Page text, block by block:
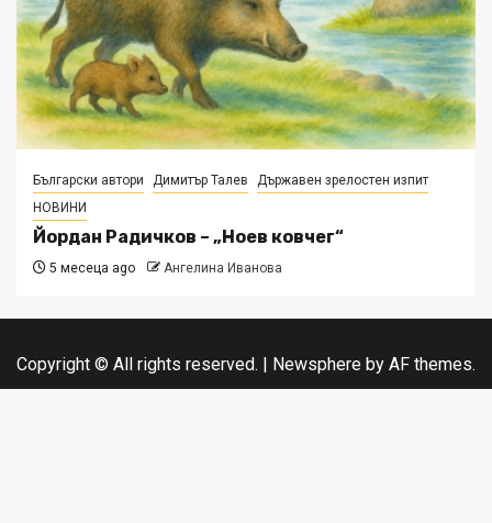
Български автори Димитър Талев
Държавен зрелостен изпит
НОВИНИ
Йордан Радичков – „Ноев ковчег“
5 месеца ago Ангелина Иванова
Copyright © All rights reserved. | Newsphere by AF themes.